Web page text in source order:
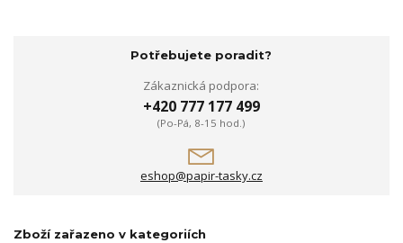
Potřebujete poradit?
Zákaznická podpora:
+420 777 177 499
(Po-Pá, 8-15 hod.)
eshop@papir-tasky.cz
Zboží zařazeno v kategoriích